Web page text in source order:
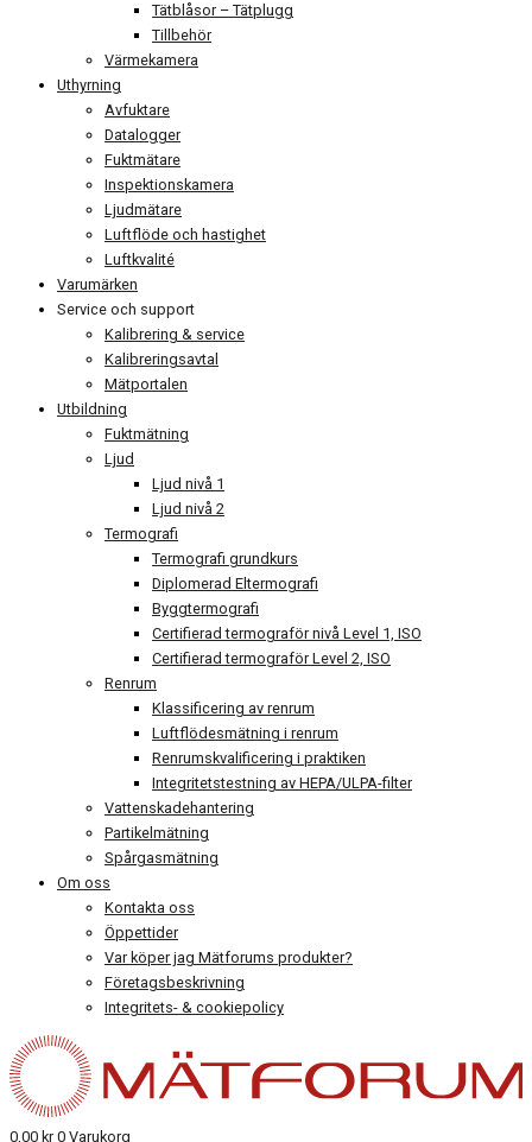
Tätblåsor – Tätplugg
Tillbehör
Värmekamera
Uthyrning
Avfuktare
Datalogger
Fuktmätare
Inspektionskamera
Ljudmätare
Luftflöde och hastighet
Luftkvalité
Varumärken
Service och support
Kalibrering & service
Kalibreringsavtal
Mätportalen
Utbildning
Fuktmätning
Ljud
Ljud nivå 1
Ljud nivå 2
Termografi
Termografi grundkurs
Diplomerad Eltermografi
Byggtermografi
Certifierad termograför nivå Level 1, ISO
Certifierad termograför Level 2, ISO
Renrum
Klassificering av renrum
Luftflödesmätning i renrum
Renrumskvalificering i praktiken
Integritetstestning av HEPA/ULPA-filter
Vattenskadehantering
Partikelmätning
Spårgasmätning
Om oss
Kontakta oss
Öppettider
Var köper jag Mätforums produkter?
Företagsbeskrivning
Integritets- & cookiepolicy
0,00 kr 0 Varukorg